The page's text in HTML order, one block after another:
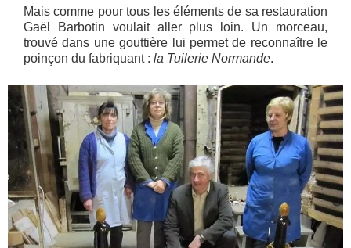
Mais comme pour tous les éléments de sa restauration
Gaël Barbotin voulait aller plus loin. Un morceau,
trouvé dans une gouttière lui permet de reconnaître le
poinçon du fabriquant : la Tuilerie Normande.